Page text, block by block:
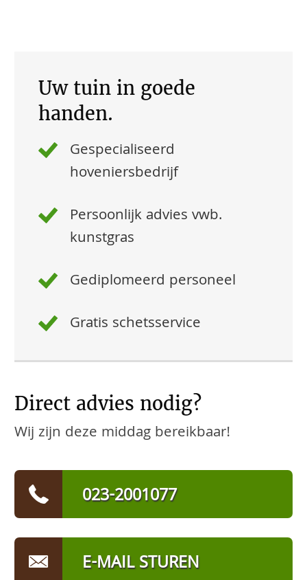
Uw tuin in goede
handen.
Gespecialiseerd
hoveniersbedrijf
Persoonlijk advies vwb.
kunstgras
Gediplomeerd personeel
Gratis schetsservice
Direct advies nodig?
Wij zijn deze middag bereikbaar!
023-2001077
E-MAIL STUREN